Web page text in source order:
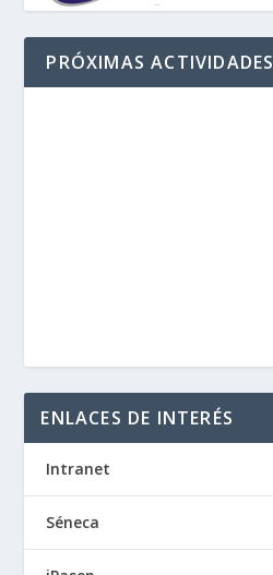
PRÓXIMAS ACTIVIDADES
ENLACES DE INTERÉS
Intranet
Séneca